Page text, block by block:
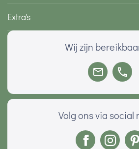
Extra's
Wij zijn
Volg ons via social